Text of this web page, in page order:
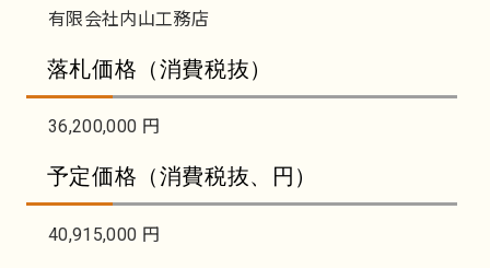
有限会社内山工務店
落札価格（消費税抜）
36,200,000 円
予定価格（消費税抜、円）
40,915,000 円